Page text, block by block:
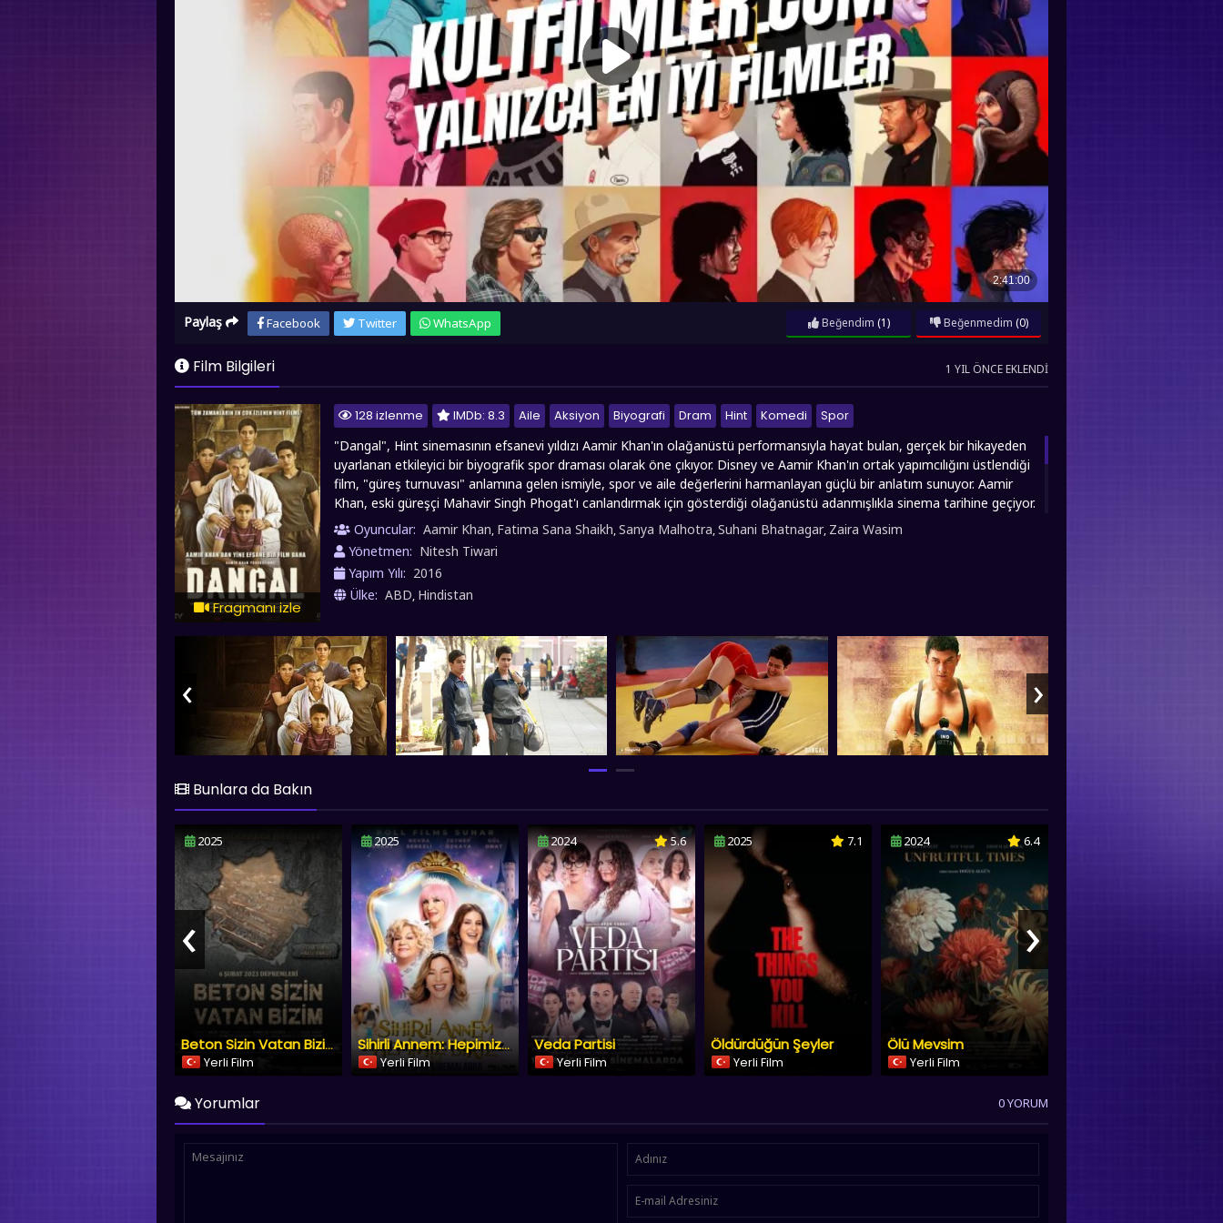
Paylaş Facebook Twitter WhatsApp Beğendim (1) Beğenmedim (0)
Film Bilgileri 1 YIL ÖNCE EKLENDI
Fragmanı izle
128 izlenme IMDb: 8.3 Aile Aksiyon Biyografi Dram Hint Komedi
Spor
"Dangal", Hint sinemasının efsanevi yıldızı Aamir Khan'ın olağanüstü performansıyla hayat bulan, gerçek bir hikayeden
uyarlanan etkileyici bir biyografik spor draması olarak öne çıkıyor. Disney ve Aamir Khan'ın ortak yapımcılığını üstlendiği
film, "güreş turnuvası" anlamına gelen ismiyle, spor ve aile değerlerini harmanlayan güçlü bir anlatım sunuyor. Aamir
Khan, eski güreşçi Mahavir Singh Phogat'ı canlandırmak için gösterdiği olağanüstü adanmışlıkla sinema tarihine geçiyor.
Karakterin 19, 29 ve 55 yaşlarındaki hallerini kusursuz bir şekilde yansıtmak için profesyonel bir antrenör eşliğinde zorlu
bir fiziksel dönüşüm geçiren Khan, rol için 28 kilo alıyor. Çekimler sırasında 98 kiloya ulaşan ünlü oyuncu, film
tamamlandıktan sonra yeniden normal kilosuna dönüyor. Film, güreş kariyerini noktalamış bir babanın, geleneksel
toplum normlarını yıkarak kızlarını profesyonel güreşçi olarak yetiştirme mücadelesini anlatıyor. Hint toplumunda kadın
sporcuların karşılaştığı zorlukları ve bir babanın kızlarının potansiyelini gerçekleştirmesi için verdiği mücadeleyi etkileyici
Dangal filmini sizlere full hd 1080p kalitesinde Türkçe dublaj ve altyazılı sunmuş olup, keyifli seyirler dileriz...
Oyuncular: Aamir Khan, Fatima Sana Shaikh,Sanya Malhotra,Suhani Bhatnagar, Zaira Wasim
Yönetmen: Nitesh Tiwari
Yapım Yılı: 2016
Ülke: ABD, Hindistan
‹ ›
Bunlara da Bakın
2025
Beton Sizin Vatan Bizim
Yerli Film
2025
Sihirli Annem: Hepimiz Biriz
Yerli Film
2024 5.6
Veda Partisi
Yerli Film
2025 7.1
Öldürdüğün Şeyler
Yerli Film
2024 6.4
Ölü Mevsim
Yerli Film
‹ ›
Yorumlar 0 YORUM